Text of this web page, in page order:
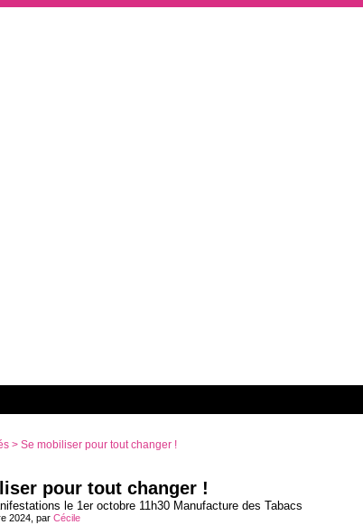
> Se mobiliser pour tout changer !
pour tout changer !
le 1er octobre 11h30 Manufacture des Tabacs
2024, par Cécile